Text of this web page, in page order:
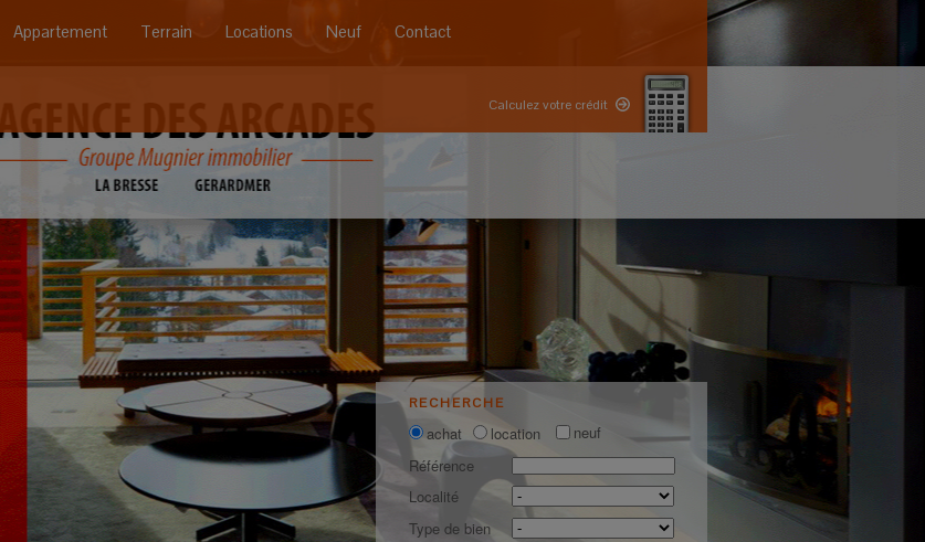
Appartement Terrain Locations Neuf Contact
Calculez votre crédit
RECHERCHE
achat location
neuf
Référence
Localité
Type de bien